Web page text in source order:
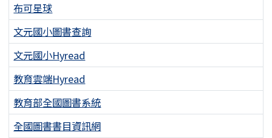
布可星球
文元國小圖書查詢
文元國小Hyread
教育雲端Hyread
教育部全國圖書系統
全國圖書書目資訊網